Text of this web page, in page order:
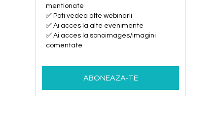
mentionate
✅ Poti vedea alte webinarii
✅ Ai acces la alte evenimente
✅ Ai acces la sonoimages/imagini
comentate
ABONEAZA-TE